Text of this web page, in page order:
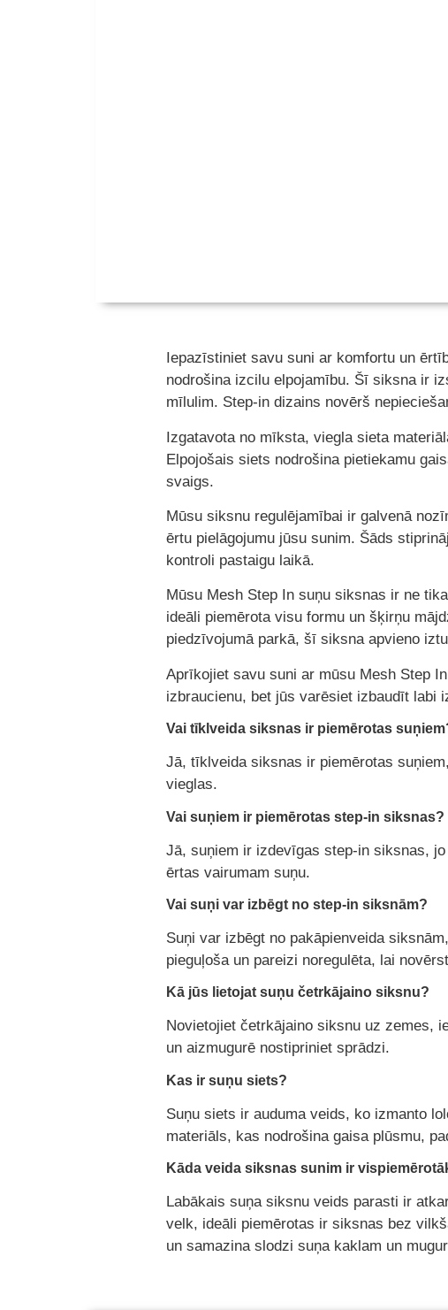
Iepazīstiniet savu suni ar komfortu un
nodrošina izcilu elpojamību. Šī siksna ir
mīlulim. Step-in dizains novērš
Izgatavota no mīksta, viegla sieta
Elpojošais siets nodrošina pietiekamu
svaigs.
Mūsu siksnu regulējamībai ir galvenā
ērtu pielāgojumu jūsu sunim. Šāds
kontroli pastaigu laikā.
Mūsu Mesh Step In suņu siksnas ir ne
ideāli piemērota visu formu un šķirņu
piedzīvojumā parkā, šī siksna apvieno
Aprīkojiet savu suni ar mūsu Mesh Step
izbraucienu, bet jūs varēsiet izbaudīt labi
Vai tīklveida siksnas ir piemērotas
Jā, tīklveida siksnas ir piemērotas
vieglas.
Vai suņiem ir piemērotas step-in siksnas?
Jā, suņiem ir izdevīgas step-in siksnas,
ērtas vairumam suņu.
Vai suņi var izbēgt no step-in siksnām?
Suņi var izbēgt no pakāpienveida
pieguļoša un pareizi noregulēta, lai
Kā jūs lietojat suņu četrkājaino siksnu?
Novietojiet četrkājaino siksnu uz zemes,
un aizmugurē nostipriniet sprādzi.
Kas ir suņu siets?
Suņu siets ir auduma veids, ko izmanto
materiāls, kas nodrošina gaisa plūsmu,
Kāda veida siksnas sunim ir
Labākais suņa siksnu veids parasti ir
velk, ideāli piemērotas ir siksnas bez
un samazina slodzi suņa kaklam un